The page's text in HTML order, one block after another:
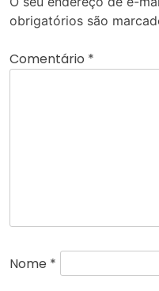
obrigatórios são
Comentário *
Nome *